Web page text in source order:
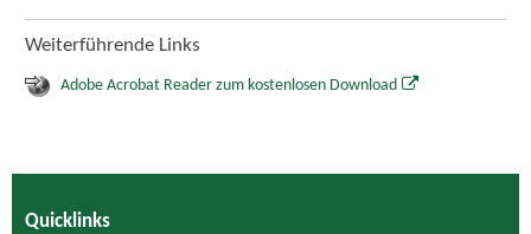
Weiterführende Links
Adobe Acrobat Reader zum kostenlosen Download
Quicklinks